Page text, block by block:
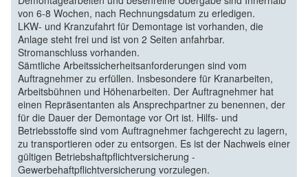
von 6-8 Wochen, nach Rechnungsdatum zu erledigen.
LKW- und Kranzufahrt für Demontage ist vorhanden, die
Anlage steht frei und ist von 2 Seiten anfahrbar.
Stromanschluss vorhanden.
Sämtliche Arbeitssicherheitsanforderungen sind vom
Auftragnehmer zu erfüllen. Insbesondere für Kranarbeiten,
Arbeitsbühnen und Höhenarbeiten. Der Auftragnehmer hat
einen Repräsentanten als Ansprechpartner zu benennen, der
für die Dauer der Demontage vor Ort ist. Hilfs- und
Betriebsstoffe sind vom Auftragnehmer fachgerecht zu lagern,
zu transportieren oder zu entsorgen. Es ist der Nachweis einer
gültigen Betriebshaftpflichtversicherung -
Gewerbehaftpflichtversicherung vorzulegen.